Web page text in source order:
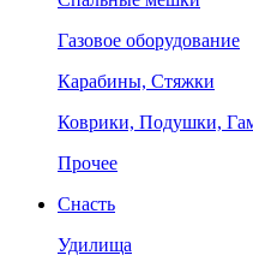
Газовое оборудование
Карабины, Стяжки
Коврики, Подушки,
Прочее
Снасть
Удилища